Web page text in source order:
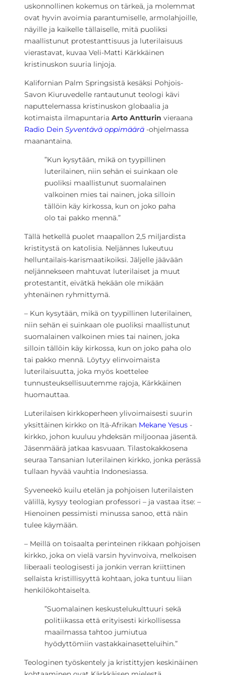
uskonnollinen kokemus on tärkeä, ja molemmat
ovat hyvin avoimia parantumiselle, armolahjoille,
näyille ja kaikelle tällaiselle, mitä puoliksi
maallistunut protestanttisuus ja luterilaisuus
vierastavat, kuvaa Veli-Matti Kärkkäinen
kristinuskon suuria linjoja.
Kalifornian Palm Springsistä kesäksi Pohjois-
Savon Kiuruvedelle rantautunut teologi kävi
naputtelemassa kristinuskon globaalia ja
kotimaista ilmapuntaria Arto Antturin vieraana
Radio Dein Syventävä oppimäärä -ohjelmassa
maanantaina.
”Kun kysytään, mikä on tyypillinen
luterilainen, niin sehän ei suinkaan ole
puoliksi maallistunut suomalainen
valkoinen mies tai nainen, joka silloin
tällöin käy kirkossa, kun on joko paha
olo tai pakko mennä.”
Tällä hetkellä puolet maapallon 2,5 miljardista
kristitystä on katolisia. Neljännes lukeutuu
helluntailais-karismaatikoiksi. Jäljelle jäävään
neljännekseen mahtuvat luterilaiset ja muut
protestantit, eivätkä hekään ole mikään
yhtenäinen ryhmittymä.
– Kun kysytään, mikä on tyypillinen luterilainen,
niin sehän ei suinkaan ole puoliksi maallistunut
suomalainen valkoinen mies tai nainen, joka
silloin tällöin käy kirkossa, kun on joko paha olo
tai pakko mennä. Löytyy elinvoimaista
luterilaisuutta, joka myös koettelee
tunnusteuksellisuutemme rajoja, Kärkkäinen
huomauttaa.
Luterilaisen kirkkoperheen ylivoimaisesti suurin
yksittäinen kirkko on Itä-Afrikan Mekane Yesus -
kirkko, johon kuuluu yhdeksän miljoonaa jäsentä.
Jäsenmäärä jatkaa kasvuaan. Tilastokakkosena
seuraa Tansanian luterilainen kirkko, jonka perässä
tullaan hyvää vauhtia Indonesiassa.
Syveneekö kuilu etelän ja pohjoisen luterilaisten
välillä, kysyy teologian professori – ja vastaa itse: –
Hienoinen pessimisti minussa sanoo, että näin
tulee käymään.
– Meillä on toisaalta perinteinen rikkaan pohjoisen
kirkko, joka on vielä varsin hyvinvoiva, melkoisen
liberaali teologisesti ja jonkin verran kriittinen
sellaista kristillisyyttä kohtaan, joka tuntuu liian
henkilökohtaiselta.
”Suomalainen keskustelukulttuuri sekä
politiikassa että erityisesti kirkollisessa
maailmassa tahtoo jumiutua
hyödyttömiin vastakkainasetteluihin.”
Teologinen työskentely ja kristittyjen keskinäinen